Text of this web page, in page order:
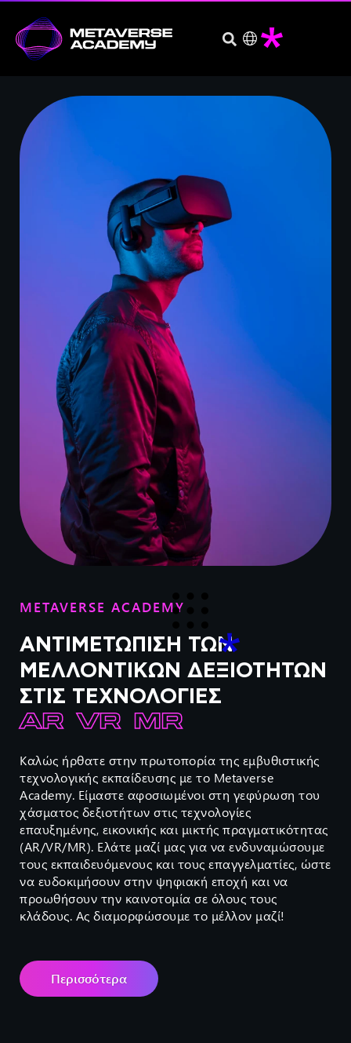
METAVERSE ACADEMY
ΑΝΤΙΜΕΤΏΠΙΣΗ ΤΩΝ
ΜΕΛΛΟΝΤΙΚΏΝ ΔΕΞΙΟΤΉΤΩΝ
ΣΤΙΣ ΤΕΧΝΟΛΟΓΊΕΣ
AR VR MR
Καλώς ήρθατε στην πρωτοπορία της εμβυθιστικής
τεχνολογικής εκπαίδευσης με το Metaverse
Academy. Είμαστε αφοσιωμένοι στη γεφύρωση του
χάσματος δεξιοτήτων στις τεχνολογίες
επαυξημένης, εικονικής και μικτής πραγματικότητας
(AR/VR/MR). Ελάτε μαζί μας για να ενδυναμώσουμε
τους εκπαιδευόμενους και τους επαγγελματίες, ώστε
να ευδοκιμήσουν στην ψηφιακή εποχή και να
προωθήσουν την καινοτομία σε όλους τους
κλάδους. Ας διαμορφώσουμε το μέλλον μαζί!
Περισσότερα